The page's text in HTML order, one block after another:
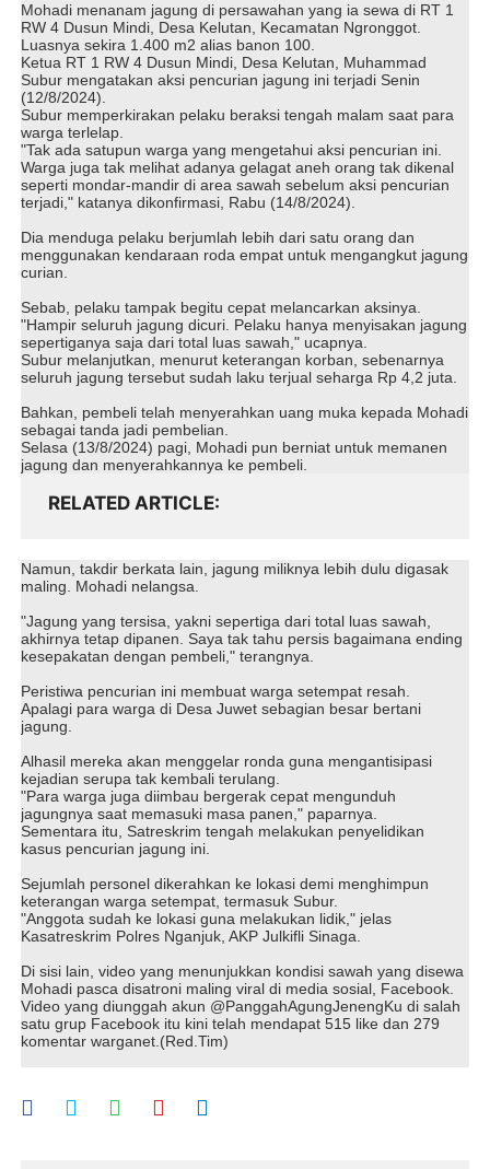
Mohadi menanam jagung di persawahan yang ia sewa di RT 1
RW 4 Dusun Mindi, Desa Kelutan, Kecamatan Ngronggot.
Luasnya sekira 1.400 m2 alias banon 100.
Ketua RT 1 RW 4 Dusun Mindi, Desa Kelutan, Muhammad
Subur mengatakan aksi pencurian jagung ini terjadi Senin
(12/8/2024).
Subur memperkirakan pelaku beraksi tengah malam saat para
warga terlelap.
"Tak ada satupun warga yang mengetahui aksi pencurian ini.
Warga juga tak melihat adanya gelagat aneh orang tak dikenal
seperti mondar-mandir di area sawah sebelum aksi pencurian
terjadi," katanya dikonfirmasi, Rabu (14/8/2024).
Dia menduga pelaku berjumlah lebih dari satu orang dan
menggunakan kendaraan roda empat untuk mengangkut jagung
curian.
Sebab, pelaku tampak begitu cepat melancarkan aksinya.
"Hampir seluruh jagung dicuri. Pelaku hanya menyisakan jagung
sepertiganya saja dari total luas sawah," ucapnya.
Subur melanjutkan, menurut keterangan korban, sebenarnya
seluruh jagung tersebut sudah laku terjual seharga Rp 4,2 juta.
Bahkan, pembeli telah menyerahkan uang muka kepada Mohadi
sebagai tanda jadi pembelian.
Selasa (13/8/2024) pagi, Mohadi pun berniat untuk memanen
jagung dan menyerahkannya ke pembeli.
RELATED ARTICLE
Namun, takdir berkata lain, jagung miliknya lebih dulu digasak
maling. Mohadi nelangsa.
"Jagung yang tersisa, yakni sepertiga dari total luas sawah,
akhirnya tetap dipanen. Saya tak tahu persis bagaimana ending
kesepakatan dengan pembeli," terangnya.
Peristiwa pencurian ini membuat warga setempat resah.
Apalagi para warga di Desa Juwet sebagian besar bertani
jagung.
Alhasil mereka akan menggelar ronda guna mengantisipasi
kejadian serupa tak kembali terulang.
"Para warga juga diimbau bergerak cepat mengunduh
jagungnya saat memasuki masa panen," paparnya.
Sementara itu, Satreskrim tengah melakukan penyelidikan
kasus pencurian jagung ini.
Sejumlah personel dikerahkan ke lokasi demi menghimpun
keterangan warga setempat, termasuk Subur.
"Anggota sudah ke lokasi guna melakukan lidik," jelas
Kasatreskrim Polres Nganjuk, AKP Julkifli Sinaga.
Di sisi lain, video yang menunjukkan kondisi sawah yang disewa
Mohadi pasca disatroni maling viral di media sosial, Facebook.
Video yang diunggah akun @PanggahAgungJenengKu di salah
satu grup Facebook itu kini telah mendapat 515 like dan 279
komentar warganet.(Red.Tim)